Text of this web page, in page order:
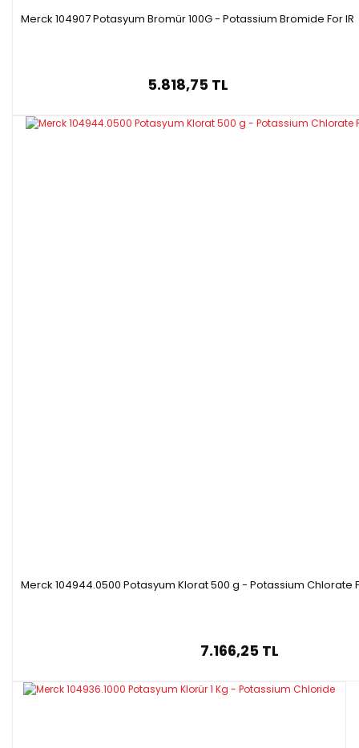
Merck 104907 Potasyum Bromür 100G - Potassium Bromide For IR
5.818,75 TL
Merck 104944.0500 Potasyum Klorat 500 g - Potassium Chlorate
7.166,25 TL